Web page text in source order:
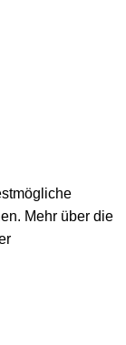
Mehr über die